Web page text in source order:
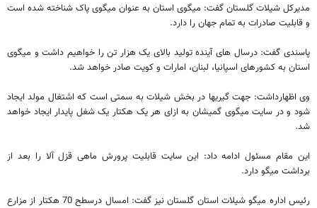
مدیرکل شیلات گلستان گفت: میگوی استان به عنوان میگوی پاک شناخته شده است
و قابلیت صادرات به تمام جهان را دارد.
پاسندی گفت: درسال های آینده تولید بالای یک هزار تن را خواهیم داشت و میگوی
استان به کشورهای اسپانیا، لبنان، امارات و کویت صادر خواهد شد.
وی اظهارداشت: جهت گیریها در بخش شیلات به سمتی است که اشتغال مولد ایجاد
شود و در سایت میگوی گمیشان به ازای هر یک هکتار یک شغل پایدار ایجاد خواهد
شد.
این مقام مسئول ادامه داد: این سایت قابلیت پرورش ماهی قزل آلا را بعد از
برداشت میگو دارد.
رئیس اداره میگو شیلات استان گلستان نیز گفت: امسال درسطح 70 هکتار از مزارع